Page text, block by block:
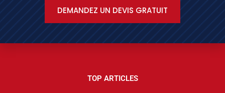
DEMANDEZ UN DEVIS GRATUIT
TOP ARTICLES